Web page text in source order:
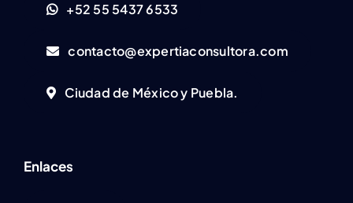
+52 55 5437 6533
contacto@expertiaconsultora.com
Ciudad de México y Puebla.
Enlaces